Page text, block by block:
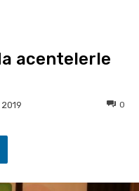
acentelerle
0